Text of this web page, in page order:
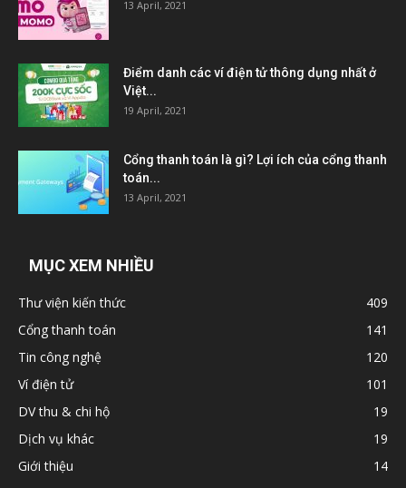
13 April, 2021
Điểm danh các ví điện tử thông dụng nhất ở
Việt...
19 April, 2021
Cổng thanh toán là gì? Lợi ích của cổng thanh
toán...
13 April, 2021
MỤC XEM NHIỀU
Thư viện kiến thức
409
Cổng thanh toán
141
Tin công nghệ
120
Ví điện tử
101
DV thu & chi hộ
19
Dịch vụ khác
19
Giới thiệu
14